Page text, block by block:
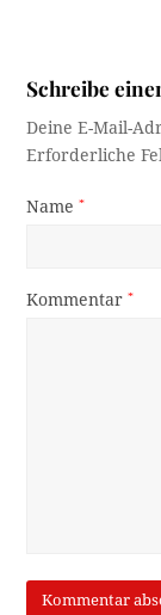
Schreibe
Deine E-Mail-
Erforderliche
Name*
Kommentar*